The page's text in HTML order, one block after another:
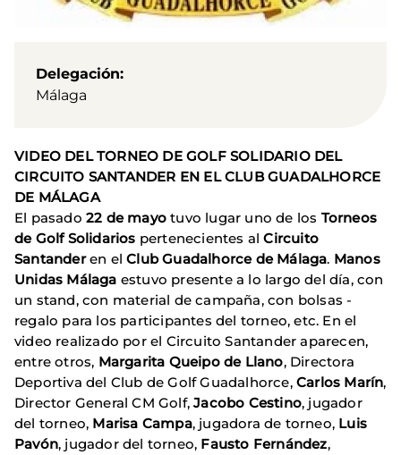
Delegación
Málaga
VIDEO DEL TORNEO DE GOLF SOLIDARIO DEL
CIRCUITO SANTANDER EN EL CLUB GUADALHORCE
DE MÁLAGA
El pasado 22 de mayo tuvo lugar uno de los Torneos
de Golf Solidarios pertenecientes alCircuito
Santanderen elClub Guadalhorce de Málaga. Manos
Unidas Málaga estuvo presente a lo largo del día, con
un stand, con material de campaña, con bolsas -
regalo para los participantes del torneo, etc. En el
video realizado por el Circuito Santander aparecen,
entre otros, Margarita Queipo de Llano, Directora
Deportiva del Club de Golf Guadalhorce,Carlos Marín,
Director General CM Golf,Jacobo Cestino, jugador
del torneo, Marisa Campa, jugadora de torneo, Luis
Pavón, jugador del torneo, Fausto Fernández,